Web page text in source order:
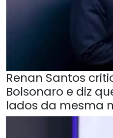
Renan Santos
Bolsonaro e diz
lados da mesma